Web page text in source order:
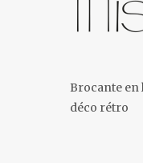
Brocante en
déco rétro